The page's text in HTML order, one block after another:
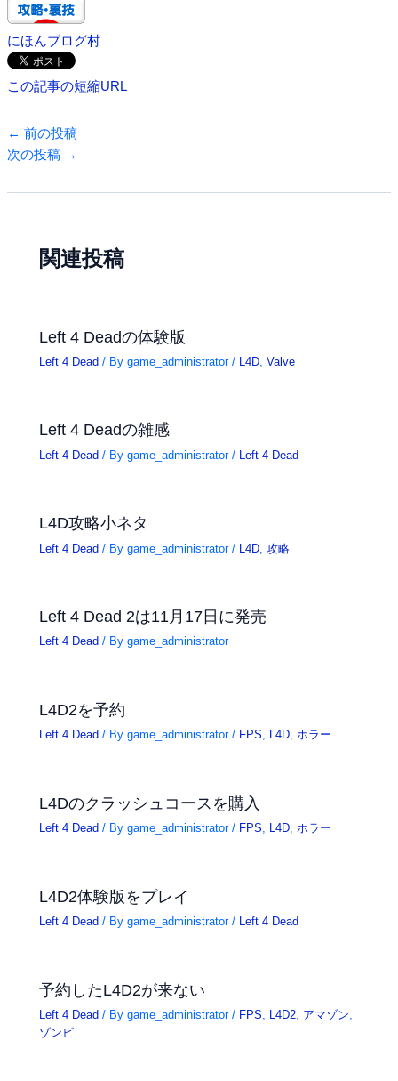
にほんブログ村
この記事の短縮URL
← 前の投稿
次の投稿 →
関連投稿
Left 4 Deadの体験版
Left 4 Dead / Bygame_administrator/ L4D ,Valve
Left 4 Deadの雑感
Left 4 Dead / Bygame_administrator/ Left 4 Dead
L4D攻略小ネタ
Left 4 Dead / Bygame_administrator/ L4D ,攻略
Left 4 Dead 2は11月17日に発売
Left 4 Dead / Bygame_administrator
L4D2を予約
Left 4 Dead / Bygame_administrator/ FPS, L4D,ホラー
L4Dのクラッシュコースを購入
Left 4 Dead / Bygame_administrator/ FPS, L4D,ホラー
L4D2体験版をプレイ
Left 4 Dead / Bygame_administrator/ Left 4 Dead
予約したL4D2が来ない
Left 4 Dead / Bygame_administrator/ FPS, L4D2, アマゾン,
ゾンビ